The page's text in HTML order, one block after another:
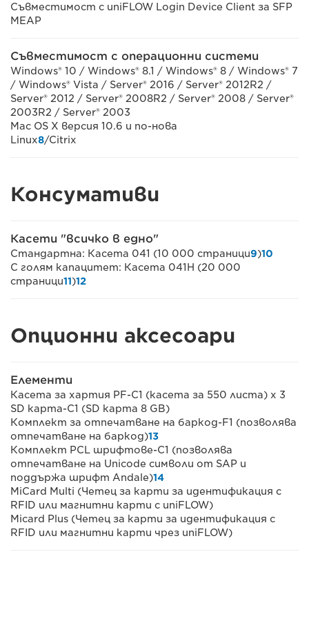
Съвместимост с uniFLOW Login Device Client за SFP
MEAP
Съвместимост с операционни системи
Windows® 10 / Windows® 8.1 / Windows® 8 / Windows® 7
/ Windows® Vista / Server® 2016 / Server® 2012R2 /
Server® 2012 / Server® 2008R2 / Server® 2008 / Server®
2003R2 / Server® 2003
Mac OS X версия 10.6 и по-нова
Linux8/Citrix
Консумативи
Касети "всичко в едно"
Стандартна: Касета 041 (10 000 страници9)10
С голям капацитет: Касета 041H (20 000
страници11)12
Опционни аксесоари
Елементи
Касета за хартия PF-C1 (касета за 550 листа) x 3
SD карта-C1 (SD карта 8 GB)
Комплект за отпечатване на баркод-F1 (позволява
отпечатване на баркод)13
Комплект PCL шрифтове-C1 (позволява
отпечатване на Unicode символи от SAP и
поддържа шрифт Andale)14
MiCard Multi (Четец за карти за идентификация с
RFID или магнитни карти с uniFLOW)
Micard Plus (Четец за карти за идентификация с
RFID или магнитни карти чрез uniFLOW)